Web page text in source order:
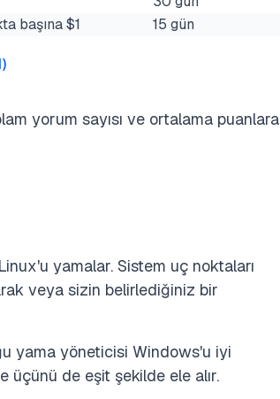
başına $1 15 gün
)
yorum sayısı ve ortalama puanlara
yamalar. Sistem uç noktaları
veya sizin belirlediğiniz bir
yama yöneticisi Windows'u iyi
üçünü de eşit şekilde ele alır.